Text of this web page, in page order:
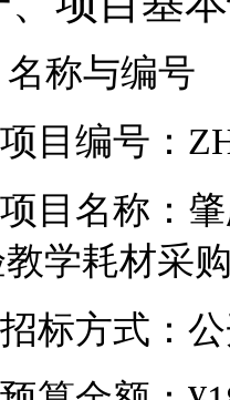
名称与编号
项目编号：
项目名称：
学耗材采
招标方式：